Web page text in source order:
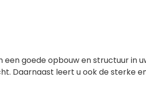
goede opbouw en structuur in
Daarnaast leert u ook de sterke